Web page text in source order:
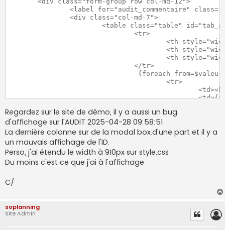
						<td>{$label.old}</td><td >{$label.new}</td>
				 {/foreach}
			</table>
		</div>
Regardez sur le site de démo, il y a aussi un bug
d'affichage sur l'AUDIT 2025-04-28 09:58:51
La dernière colonne sur de la modal box.d'une part et il y a
un mauvais affichage de l'ID.
Perso, j'ai étendu le width à 910px sur style.css
Du moins c'est ce que j'ai à l'affichage
C/
soplanning
Site Admin